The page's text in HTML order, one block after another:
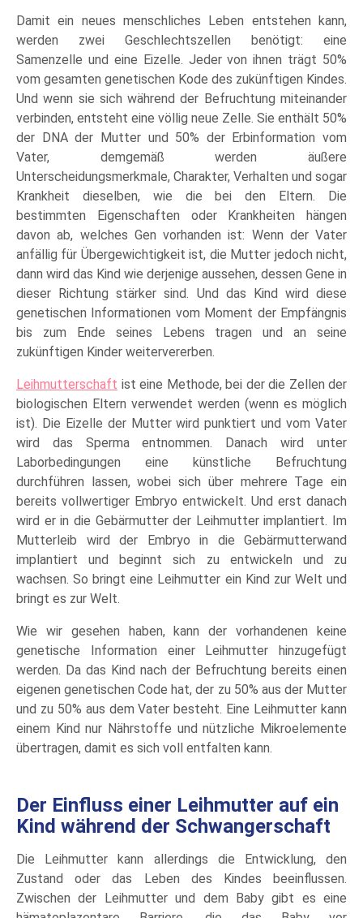
Damit ein neues menschliches Leben entstehen kann,
werden zwei Geschlechtszellen benötigt: eine
Samenzelle und eine Eizelle. Jeder von ihnen trägt 50%
vom gesamten genetischen Kode des zukünftigen Kindes.
Und wenn sie sich während der Befruchtung miteinander
verbinden, entsteht eine völlig neue Zelle. Sie enthält 50%
der DNA der Mutter und 50% der Erbinformation vom
Vater, demgemäß werden äußere
Unterscheidungsmerkmale, Charakter, Verhalten und sogar
Krankheit dieselben, wie die bei den Eltern. Die
bestimmten Eigenschaften oder Krankheiten hängen
davon ab, welches Gen vorhanden ist: Wenn der Vater
anfällig für Übergewichtigkeit ist, die Mutter jedoch nicht,
dann wird das Kind wie derjenige aussehen, dessen Gene in
dieser Richtung stärker sind. Und das Kind wird diese
genetischen Informationen vom Moment der Empfängnis
bis zum Ende seines Lebens tragen und an seine
zukünftigen Kinder weitervererben.
Leihmutterschaft ist eine Methode, bei der die Zellen der
biologischen Eltern verwendet werden (wenn es möglich
ist). Die Eizelle der Mutter wird punktiert und vom Vater
wird das Sperma entnommen. Danach wird unter
Laborbedingungen eine künstliche Befruchtung
durchführen lassen, wobei sich über mehrere Tage ein
bereits vollwertiger Embryo entwickelt. Und erst danach
wird er in die Gebärmutter der Leihmutter implantiert. Im
Mutterleib wird der Embryo in die Gebärmutterwand
implantiert und beginnt sich zu entwickeln und zu
wachsen. So bringt eine Leihmutter ein Kind zur Welt und
bringt es zur Welt.
Wie wir gesehen haben, kann der vorhandenen keine
genetische Information einer Leihmutter hinzugefügt
werden. Da das Kind nach der Befruchtung bereits einen
eigenen genetischen Code hat, der zu 50% aus der Mutter
und zu 50% aus dem Vater besteht. Eine Leihmutter kann
einem Kind nur Nährstoffe und nützliche Mikroelemente
übertragen, damit es sich voll entfalten kann.
Der Einfluss einer Leihmutter auf ein
Kind während der Schwangerschaft
Die Leihmutter kann allerdings die Entwicklung, den
Zustand oder das Leben des Kindes beeinflussen.
Zwischen der Leihmutter und dem Baby gibt es eine